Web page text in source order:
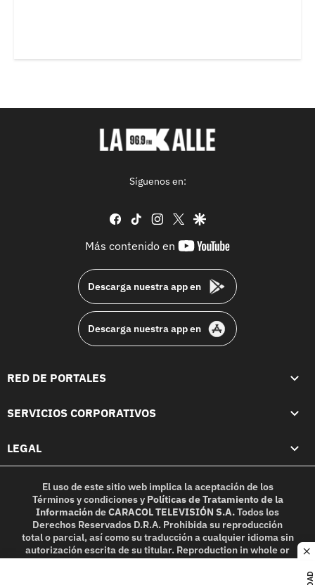
Síguenos en:
facebook
tiktok instagram
twittergoogle
Más contenido en
youtube-
Descarga nuestra app en
Descarga nuestra app en
RED DE PORTALES
SERVICIOS CORPORATIVOS
LEGAL
El uso de este sitio web implica la aceptación de los
Términos y condicionesy Políticas de Tratamiento de la
InformacióndeCARACOL TELEVISIÓN S.A.Todos los
Derechos Reservados D.R.A. Prohibida su reproducción
total o parcial, así como su traducción a cualquier idioma sin
autorización escrita de su titular. Reproduction in whole or
in part, or translation without written permission is